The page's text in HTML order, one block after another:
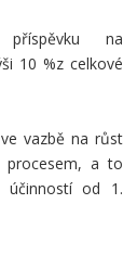
na
10 %z celkové
vazbě na růst
procesem, a to
účinností od 1.